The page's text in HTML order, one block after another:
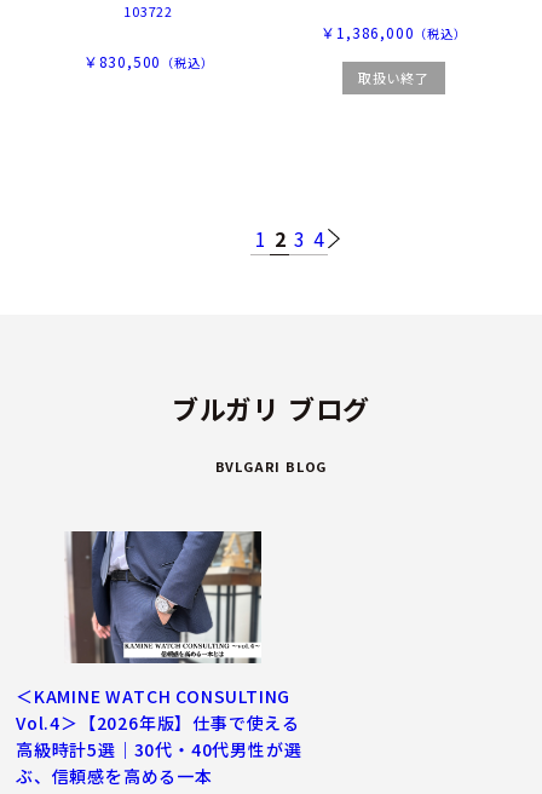
103722
￥830,500 （税込）
￥1,386,000 （税込）
取扱い終了
1 2 3 4
ブルガリ ブログ
BVLGARI BLOG
＜KAMINE WATCH CONSULTING
Vol.4＞【2026年版】仕事で使える
高級時計5選｜30代・40代男性が選
ぶ、信頼感を高める一本